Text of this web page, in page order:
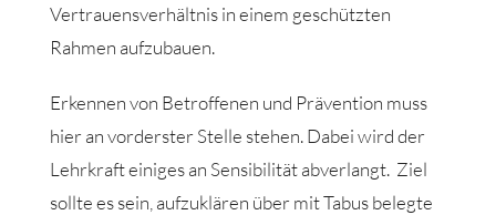
Vertrauensverhältnis in einem geschützten
Rahmen aufzubauen.
Erkennen von Betroffenen und Prävention muss
hier an vorderster Stelle stehen. Dabei wird der
Lehrkraft einiges an Sensibilität abverlangt. Ziel
sollte es sein, aufzuklären über mit Tabus belegte